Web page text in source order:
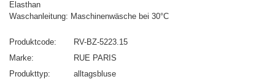
Elasthan
Waschanleitung: Maschinenwäsche bei 30°C
Produktcode
RV-BZ-5223.15
Marke
RUE PARIS
Produkttyp
alltagsbluse